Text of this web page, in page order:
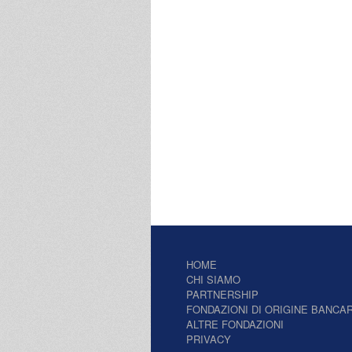
HOME
CHI SIAMO
PARTNERSHIP
FONDAZIONI DI ORIGINE
ALTRE FONDAZIONI
PRIVACY